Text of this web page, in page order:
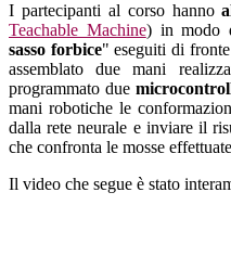
I partecipanti al corso hanno
Teachable Machine) in modo
sasso forbice" eseguiti di
assemblato due mani
programmato due
mani robotiche le
dalla rete neurale e inviare il
che confronta le mosse
Il video che segue è stato